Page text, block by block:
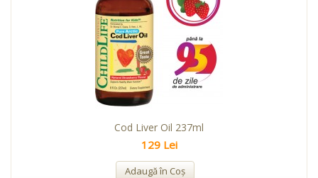
Cod Liver Oil 237ml
129 Lei
Adaugă în Coş